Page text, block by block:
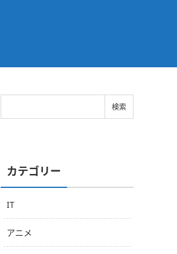
カテゴリー
IT
アニメ